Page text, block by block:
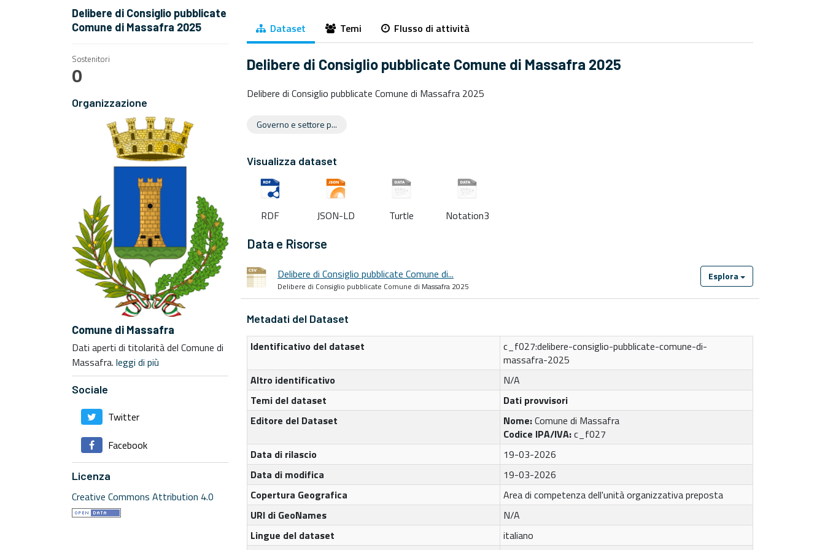
Delibere di Consiglio pubblicate
Comune di Massafra 2025
Sostenitori
0
Organizzazione
Comune di Massafra
Dati aperti di titolarità del Comune di
Massafra. leggi di più
Sociale
Twitter
Facebook
Licenza
Creative Commons Attribution 4.0
Dataset Temi Flusso di attività
Delibere di Consiglio pubblicate Comune di Massafra 2025
Delibere di Consiglio pubblicate Comune di Massafra 2025
Governo e settore p...
Visualizza dataset
RDF JSON-LD Turtle Notation3
Data e Risorse
Delibere di Consiglio pubblicate Comune di...
Delibere di Consiglio pubblicate Comune di Massafra 2025
Esplora
Metadati del Dataset
Identificativo del dataset
c_f027:delibere-consiglio-pubblicate-comune-di-
massafra-2025
Altro identificativo
N/A
Temi del dataset
Dati provvisori
Editore del Dataset
Nome:Comune di Massafra
Codice IPA/IVA:c_f027
Data di rilascio
19-03-2026
Data di modifica
19-03-2026
Copertura Geografica
Area di competenza dell'unità organizzativa preposta
URI di GeoNames
N/A
Lingue del dataset
italiano